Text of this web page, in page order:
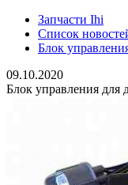
Запчасти Ihi
Список
Блок
09.10.2020
Блок управления для